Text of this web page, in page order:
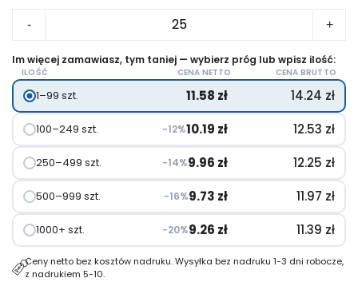
-
sportowa
600
ml
+
Im więcej zamawiasz, tym taniej — wybierz próg lub wpisz ilość:
ILOŚĆ CENA NETTO CENA BRUTTO
1–99 szt. 11.58 zł 14.24 zł
100–249 szt. −12%10.19 zł 12.53 zł
250–499 szt. −14%9.96 zł 12.25 zł
500–999 szt. −16%9.73 zł 11.97 zł
1000+ szt. −20%9.26 zł 11.39 zł
Ceny netto bez kosztów nadruku. Wysyłka bez nadruku 1-3 dni robocze,
z nadrukiem 5-10.